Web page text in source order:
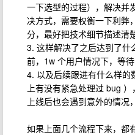
一下选型的过程），解决并
决方式，需要权衡一下利弊
分，最好把技术细节描述清
3. 这样解决了之后达到了
前，1w 个用户情况下，等
4. 以及后续跟进有什么样的
上有没有紧急处理过 bug
上线后也会遇到意外的情
如果上面几个流程下来，都